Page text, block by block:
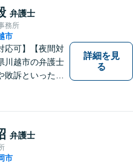
能】公平・公正
事件の見通しを
す。お気軽にご
。
弁護士
務所
市
応可】【夜間対
川越市の弁護士
敗訴といった結
度ご相談くださ
詳細を見
る
弁護士
市